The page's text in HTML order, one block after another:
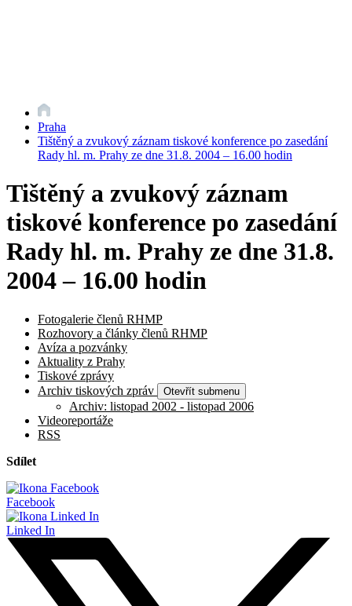
Praha
Tištěný a zvukový záznam tiskové konference po zasedání
Rady hl. m. Prahy ze dne 31.8. 2004 – 16.00 hodin
Tištěný a zvukový záznam
tiskové konference po zasedání
Rady hl. m. Prahy ze dne 31.8.
2004 – 16.00 hodin
Fotogalerie členů RHMP
Rozhovory a články členů RHMP
Avíza a pozvánky
Aktuality z Prahy
Tiskové zprávy
Archiv tiskových zpráv
Otevřít submenu
Archiv: listopad 2002 - listopad 2006
Videoreportáže
RSS
Sdílet
Facebook
Linked In